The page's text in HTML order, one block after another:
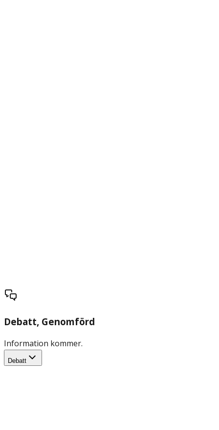
Debatt, Genomförd
Information kommer.
Debatt